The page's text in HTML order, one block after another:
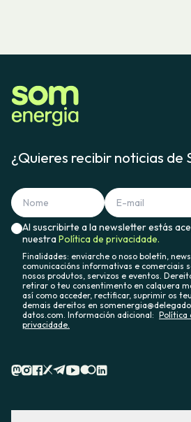
¿Quieres recibir noticias de
Al suscribirte a la newsletter estás
nuestraPolítica de privacidade.
Finalidades: enviarche o noso boletín,
comunicacións informativas e comerciais
nosos produtos, servizos e eventos.
retirar o teu consentimento en calquera
así como acceder, rectificar, suprimir os
demais dereitos en
datos.com. Información adicional: Política
privacidade.